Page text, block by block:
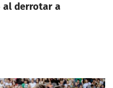
al derrotar a